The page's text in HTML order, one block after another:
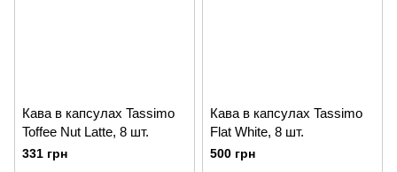
Кава в капсулах Tassimo
Toffee Nut Latte, 8 шт.
331 грн
Кава в капсулах Tassimo
Flat White, 8 шт.
500 грн